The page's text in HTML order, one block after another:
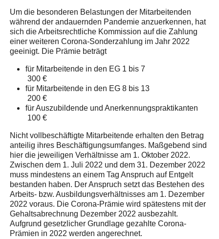
Um die besonderen Belastungen der Mitarbeitenden
während der andauernden Pandemie anzuerkennen, hat
sich die Arbeitsrechtliche Kommission auf die Zahlung
einer weiteren Corona-Sonderzahlung im Jahr 2022
geeinigt. Die Prämie beträgt
für Mitarbeitende in den EG 1 bis 7
300 €
für Mitarbeitende in den EG 8 bis 13
200 €
für Auszubildende und Anerkennungspraktikanten
100 €
Nicht vollbeschäftigte Mitarbeitende erhalten den Betrag
anteilig ihres Beschäftigungsumfanges. Maßgebend sind
hier die jeweiligen Verhältnisse am 1. Oktober 2022.
Zwischen dem 1. Juli 2022 und dem 31. Dezember 2022
muss mindestens an einem Tag Anspruch auf Entgelt
bestanden haben. Der Anspruch setzt das Bestehen des
Arbeits- bzw. Ausbildungsverhältnisses am 1. Dezember
2022 voraus. Die Corona-Prämie wird spätestens mit der
Gehaltsabrechnung Dezember 2022 ausbezahlt.
Aufgrund gesetzlicher Grundlage gezahlte Corona-
Prämien in 2022 werden angerechnet.